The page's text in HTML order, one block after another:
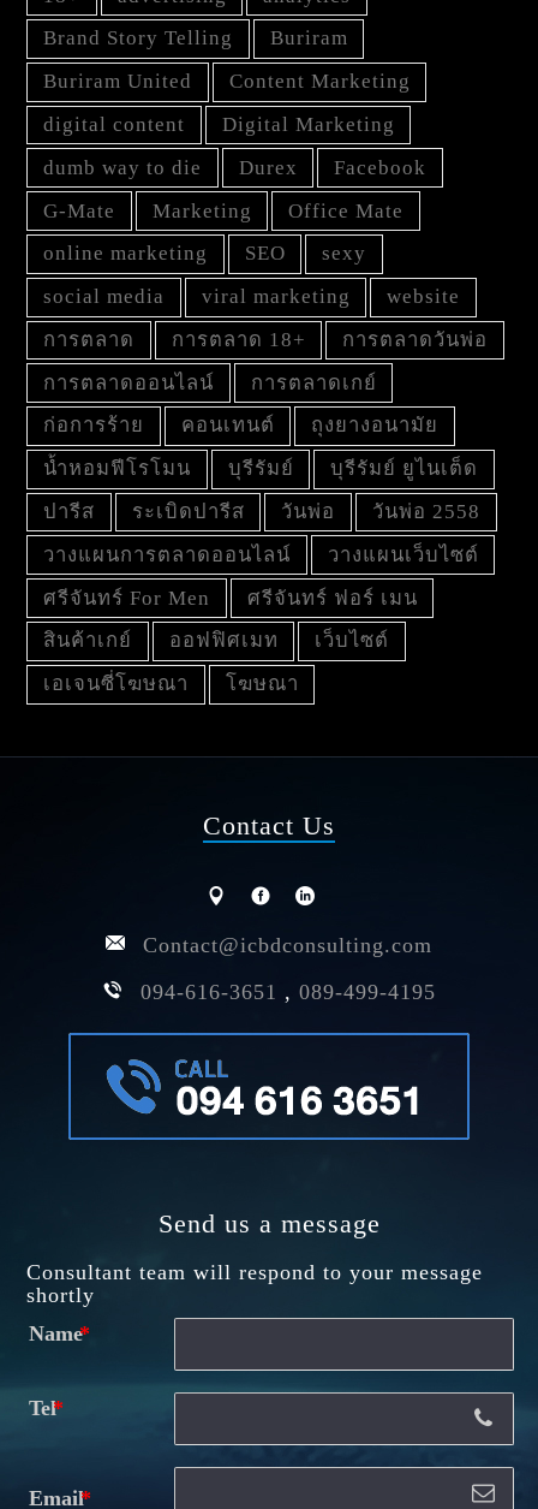
Brand Story Telling
Buriram
Buriram United
Content Marketing
digital content
Digital Marketing
dumb way to die
Durex
Facebook
G-Mate
Marketing
Office Mate
online marketing
SEO
sexy
social media
viral marketing
website
การตลาด
การตลาด 18+
การตลาดวันพ่อ
การตลาดออนไลน์
การตลาดเกย์
ก่อการร้าย
คอนเทนต์
ถุงยางอนามัย
น้ำหอมฟีโรโมน
บุรีรัมย์
บุรีรัมย์ ยูไนเต็ด
ปารีส
ระเบิดปารีส วันพ่อ
วันพ่อ 2558
วางแผนการตลาดออนไลน์
วางแผนเว็บไซต์
ศรีจันทร์ For Men
ศรีจันทร์ ฟอร์ เมน
สินค้าเกย์
ออฟฟิศเมท
เว็บไซต์
เอเจนซี่โฆษณา
โฆษณา
Contact Us
Contact@icbdconsulting.com
094-616-3651 , 089-499-4195
Send us a message
Consultant team will respond to your message
shortly
Name
Tel
Email